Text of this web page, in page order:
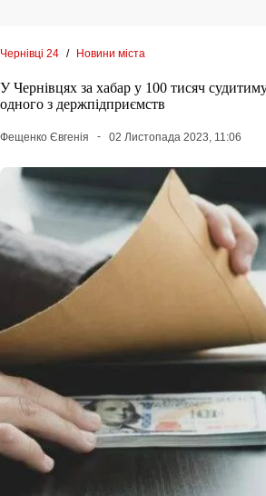
Чернівці 24 / Новини міста
У Чернівцях за хабар у 100 тисяч
одного з держпідприємств
Фещенко Євгенія 02 Листопада 2023, 11:06